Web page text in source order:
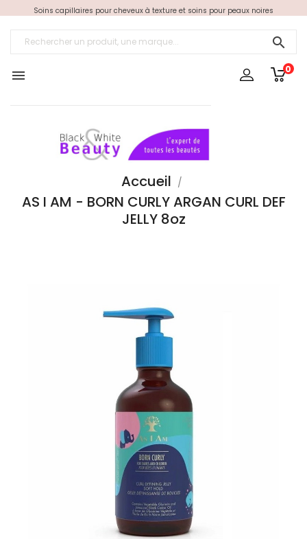
Soins capillaires pour cheveux à texture et soins pour peaux noires

 0
Accueil
AS I AM - BORN CURLY ARGAN CURL DEF
JELLY 8oz